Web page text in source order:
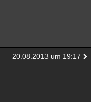
20.08.2013 um 19:17